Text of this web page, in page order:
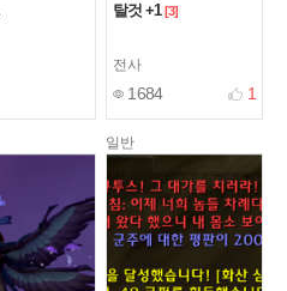
탈것 +1 [3]
전사
1684 1
일반